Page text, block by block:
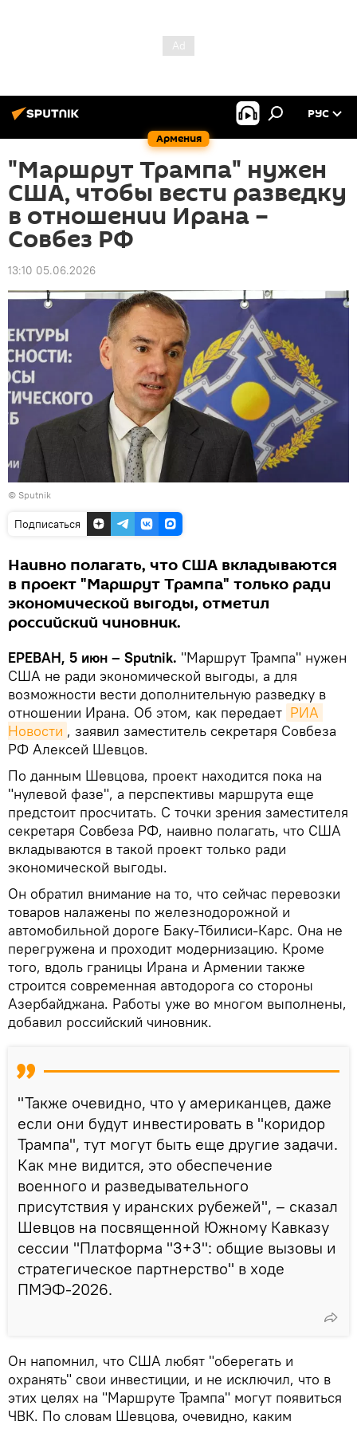
Армения
РУС
"Маршрут Трампа" нужен
США, чтобы вести разведку
в отношении Ирана –
Совбез РФ
13:10 05.06.2026
© Sputnik
Подписаться
Наивно полагать, что США вкладываются
в проект "Маршрут Трампа" только ради
экономической выгоды, отметил
российский чиновник.
ЕРЕВАН, 5 июн – Sputnik. "Маршрут Трампа" нужен
США не ради экономической выгоды, а для
возможности вести дополнительную разведку в
отношении Ирана. Об этом, как передает РИА
Новости , заявил заместитель секретаря Совбеза
РФ Алексей Шевцов.
По данным Шевцова, проект находится пока на
"нулевой фазе", а перспективы маршрута еще
предстоит просчитать. С точки зрения заместителя
секретаря Совбеза РФ, наивно полагать, что США
вкладываются в такой проект только ради
экономической выгоды.
Он обратил внимание на то, что сейчас перевозки
товаров налажены по железнодорожной и
автомобильной дороге Баку-Тбилиси-Карс. Она не
перегружена и проходит модернизацию. Кроме
того, вдоль границы Ирана и Армении также
строится современная автодорога со стороны
Азербайджана. Работы уже во многом выполнены,
добавил российский чиновник.
"Также очевидно, что у американцев, даже
если они будут инвестировать в "коридор
Трампа", тут могут быть еще другие задачи.
Как мне видится, это обеспечение
военного и разведывательного
присутствия у иранских рубежей", – сказал
Шевцов на посвященной Южному Кавказу
сессии "Платформа "3+3": общие вызовы и
стратегическое партнерство" в ходе
ПМЭФ-2026.
Он напомнил, что США любят "оберегать и
охранять" свои инвестиции, и не исключил, что в
этих целях на "Маршруте Трампа" могут появиться
ЧВК. По словам Шевцова, очевидно, каким